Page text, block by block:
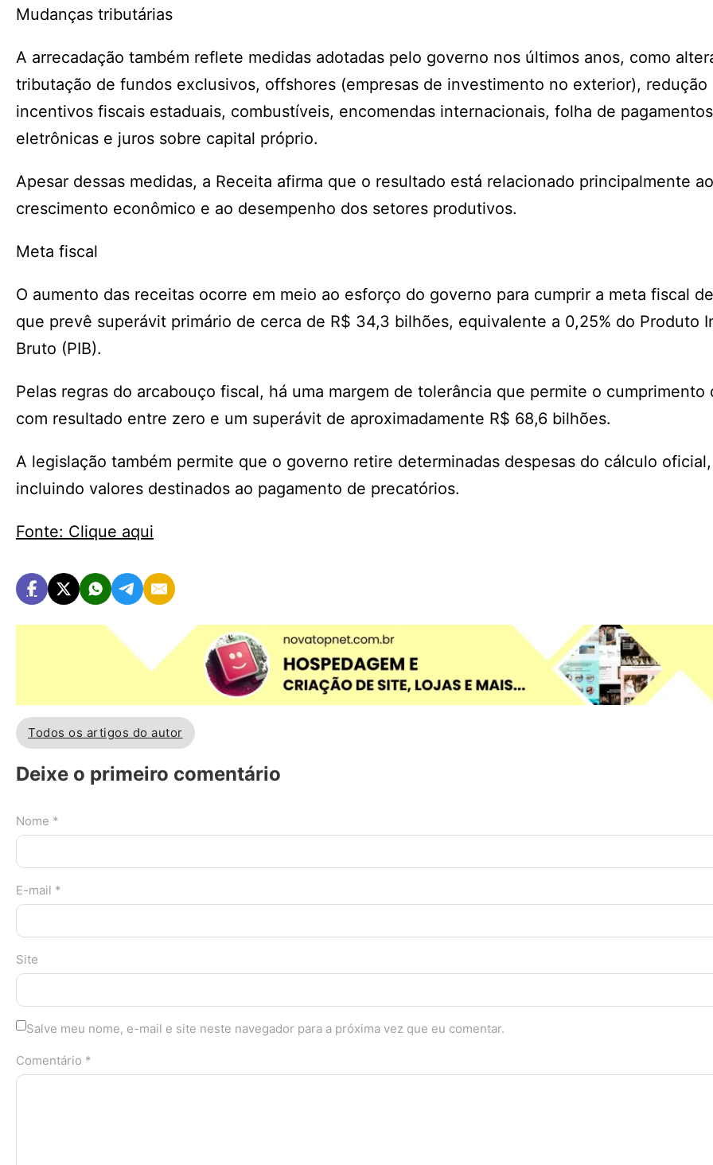
Mudanças tributárias
A arrecadação também reflete medidas adotadas pelo governo nos últimos anos, como
tributação de fundos exclusivos, offshores (empresas de investimento no exterior), redução
incentivos fiscais estaduais, combustíveis, encomendas internacionais, folha de
eletrônicas e juros sobre capital próprio.
Apesar dessas medidas, a Receita afirma que o resultado está relacionado principalmente ao
crescimento econômico e ao desempenho dos setores produtivos.
Meta fiscal
O aumento das receitas ocorre em meio ao esforço do governo para cumprir a meta fiscal
que prevê superávit primário de cerca de R$ 34,3 bilhões, equivalente a 0,25% do Produto
Bruto (PIB).
Pelas regras do arcabouço fiscal, há uma margem de tolerância que permite o cumprimento
com resultado entre zero e um superávit de aproximadamente R$ 68,6 bilhões.
A legislação também permite que o governo retire determinadas despesas do cálculo oficial,
incluindo valores destinados ao pagamento de precatórios.
Fonte: Clique aqui
Todos os artigos do autor
Deixe o primeiro comentário
Nome *
E-mail *
Site
Salve meu nome, e-mail e site neste navegador para a próxima vez que eu comentar.
Comentário *